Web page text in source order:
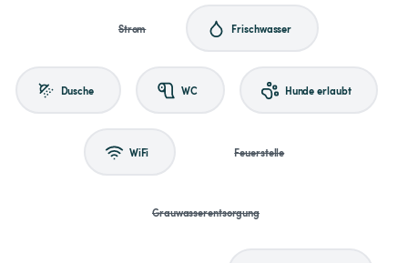
Strom Frischwasser
Dusche WC Hunde erlaubt
WiFi Feuerstelle
Grauwasserentsorgung